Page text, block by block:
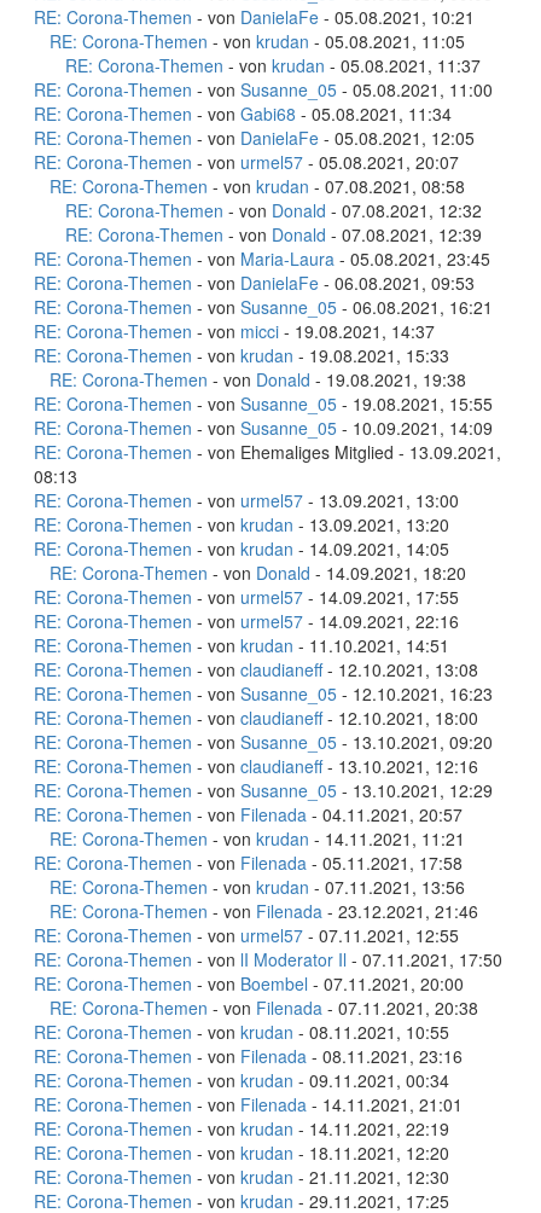
RE: Corona-Themen - von DanielaFe - 05.08.2021, 10:21
RE: Corona-Themen - von krudan - 05.08.2021, 11:05
RE: Corona-Themen - von krudan - 05.08.2021, 11:37
RE: Corona-Themen - von Susanne_05 - 05.08.2021, 11:00
RE: Corona-Themen - von Gabi68 - 05.08.2021, 11:34
RE: Corona-Themen - von DanielaFe - 05.08.2021, 12:05
RE: Corona-Themen - von urmel57 - 05.08.2021, 20:07
RE: Corona-Themen - von krudan - 07.08.2021, 08:58
RE: Corona-Themen - von Donald - 07.08.2021, 12:32
RE: Corona-Themen - von Donald - 07.08.2021, 12:39
RE: Corona-Themen - von Maria-Laura - 05.08.2021, 23:45
RE: Corona-Themen - von DanielaFe - 06.08.2021, 09:53
RE: Corona-Themen - von Susanne_05 - 06.08.2021, 16:21
RE: Corona-Themen - von micci - 19.08.2021, 14:37
RE: Corona-Themen - von krudan - 19.08.2021, 15:33
RE: Corona-Themen - von Donald - 19.08.2021, 19:38
RE: Corona-Themen - von Susanne_05 - 19.08.2021, 15:55
RE: Corona-Themen - von Susanne_05 - 10.09.2021, 14:09
RE: Corona-Themen - von Ehemaliges Mitglied - 13.09.2021,
08:13
RE: Corona-Themen - von urmel57 - 13.09.2021, 13:00
RE: Corona-Themen - von krudan - 13.09.2021, 13:20
RE: Corona-Themen - von krudan - 14.09.2021, 14:05
RE: Corona-Themen - von Donald - 14.09.2021, 18:20
RE: Corona-Themen - von urmel57 - 14.09.2021, 17:55
RE: Corona-Themen - von urmel57 - 14.09.2021, 22:16
RE: Corona-Themen - von krudan - 11.10.2021, 14:51
RE: Corona-Themen - von claudianeff- 12.10.2021, 13:08
RE: Corona-Themen - von Susanne_05 - 12.10.2021, 16:23
RE: Corona-Themen - von claudianeff- 12.10.2021, 18:00
RE: Corona-Themen - von Susanne_05 - 13.10.2021, 09:20
RE: Corona-Themen - von claudianeff- 13.10.2021, 12:16
RE: Corona-Themen - von Susanne_05 - 13.10.2021, 12:29
RE: Corona-Themen - von Filenada - 04.11.2021, 20:57
RE: Corona-Themen - von krudan - 14.11.2021, 11:21
RE: Corona-Themen - von Filenada - 05.11.2021, 17:58
RE: Corona-Themen - von krudan - 07.11.2021, 13:56
RE: Corona-Themen - von Filenada - 23.12.2021, 21:46
RE: Corona-Themen - von urmel57 - 07.11.2021, 12:55
RE: Corona-Themen - von lI Moderator Il - 07.11.2021, 17:50
RE: Corona-Themen - von Boembel - 07.11.2021, 20:00
RE: Corona-Themen - von Filenada - 07.11.2021, 20:38
RE: Corona-Themen - von krudan - 08.11.2021, 10:55
RE: Corona-Themen - von Filenada - 08.11.2021, 23:16
RE: Corona-Themen - von krudan - 09.11.2021, 00:34
RE: Corona-Themen - von Filenada - 14.11.2021, 21:01
RE: Corona-Themen - von krudan - 14.11.2021, 22:19
RE: Corona-Themen - von krudan - 18.11.2021, 12:20
RE: Corona-Themen - von krudan - 21.11.2021, 12:30
RE: Corona-Themen - von krudan - 29.11.2021, 17:25